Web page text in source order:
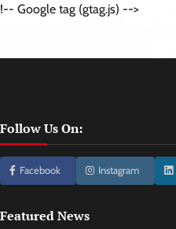
!-- Google tag (gtag.js) -->
Follow Us On:
Facebook Instagram
Featured News